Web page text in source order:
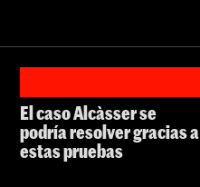
El caso Alcàsser se
podría resolver gracias a
estas pruebas